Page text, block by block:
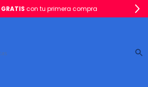
GRATIS con tu primera compra